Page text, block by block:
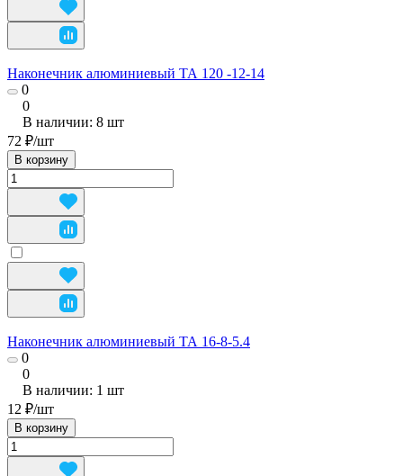
Наконечник алюминиевый ТА 120 -12-14
0
0
В наличии: 8 шт
72 ₽/шт
В корзину
Наконечник алюминиевый ТА 16-8-5.4
0
0
В наличии: 1 шт
12 ₽/шт
В корзину